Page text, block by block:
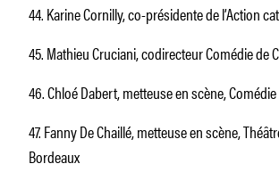
44. Karine Cornilly, co-présidente de l’Action
45. Mathieu Cruciani, codirecteur Comédie de
46. Chloé Dabert, metteuse en scène,
47. Fanny De Chaillé, metteuse en scène,
Bordeaux